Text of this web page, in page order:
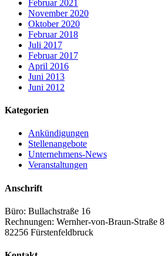
Februar 2021
November 2020
Oktober 2020
Februar 2018
Juli 2017
Februar 2017
April 2016
Juni 2013
Juni 2012
Kategorien
Ankündigungen
Stellenangebote
Unternehmens-News
Veranstaltungen
Anschrift
Büro: Bullachstraße 16
Rechnungen: Wernher-von-Braun-Straße 8
82256 Fürstenfeldbruck